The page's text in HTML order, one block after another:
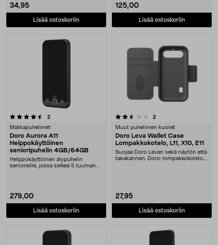
34,95
Lisää ostoskoriin
125,00
Lisää ostoskoriin
2arvostelut
Matkapuhelimet
Doro Aurora A11
Helppokäyttöinen
senioripuhelin 4GB/64GB
Helppokäyttöinen älypuhelin
senioreille, jossa selkeä 5 tuuman
279,00
Lisää ostoskoriin
2.5 viidestä tähdestä 2arvostelut
Muut puhelimen kuoret
Doro Leva Wallet Case
Lompakkokotelo, L11, X10, E11
Suojaa Doro Levan sekä näytön että
takakannen. Doro-lompakkokotelo,
27,95
Lisää ostoskoriin